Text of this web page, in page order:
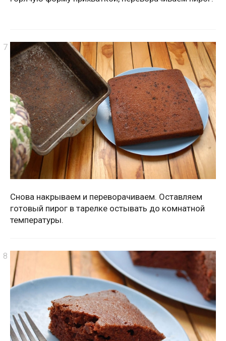
Снова накрываем и переворачиваем. Оставляем
готовый пирог в тарелке остывать до комнатной
температуры.